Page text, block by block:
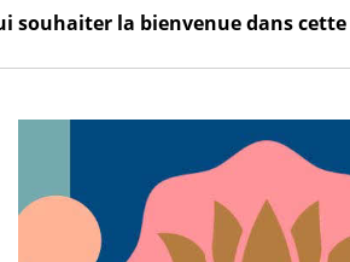
souhaiter la bienvenue dans